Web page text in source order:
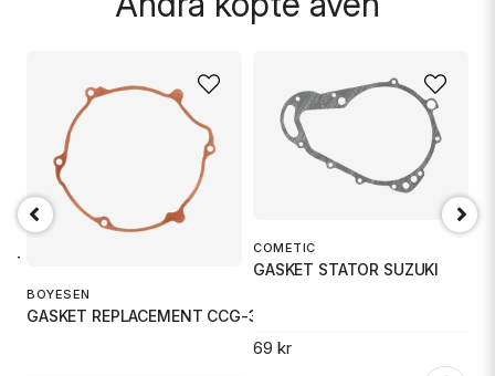
BOYESEN
GASKET REPLACEMENT CCG-32
COMETIC
GASKET STATOR SUZUKI
69 kr